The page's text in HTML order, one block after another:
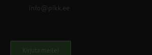
info@pikk.ee
Kirjuta meile!